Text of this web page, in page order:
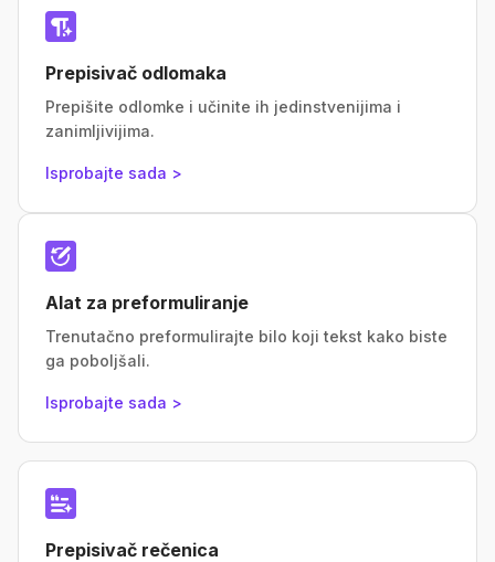
Prepisivač odlomaka
Prepišite odlomke i učinite ih jedinstvenijima i
zanimljivijima.
Isprobajte sada >
Alat za preformuliranje
Trenutačno preformulirajte bilo koji tekst kako biste
ga poboljšali.
Isprobajte sada >
Prepisivač rečenica